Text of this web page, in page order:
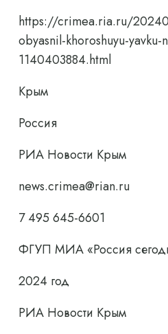
https://crimea.ria.ru/
obyasnil-khoroshuyu-
1140403884.html
Крым
Россия
РИА Новости Крым
news.crimea@rian.ru
7 495 645-6601
ФГУП МИА «Россия
2024 год
РИА Новости Крым